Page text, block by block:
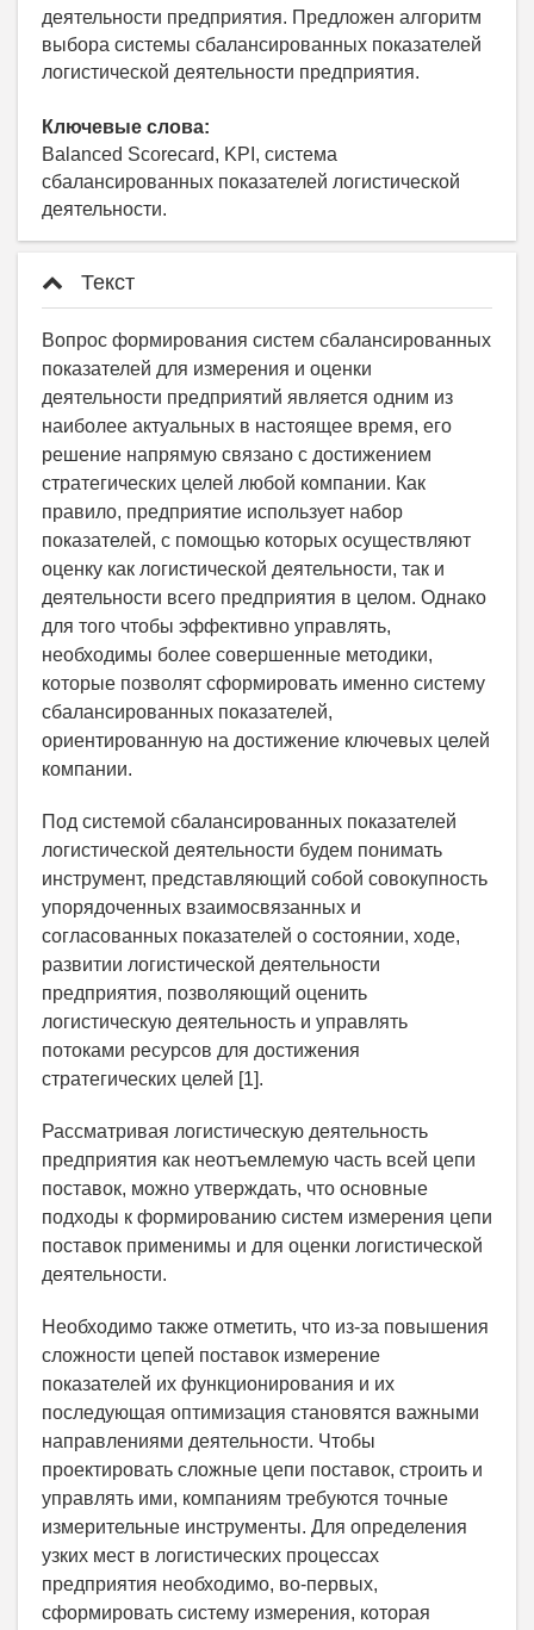
деятельности предприятия. Предложен алгоритм
выбора системы сбалансированных показателей
логистической деятельности предприятия.
Ключевые слова:
Balanced Scorecard, KPI, система
сбалансированных показателей логистической
деятельности.
Текст
Вопрос формирования систем сбалансированных
показателей для измерения и оценки
деятельности предприятий является одним из
наиболее актуальных в настоящее время, его
решение напрямую связано с достижением
стратегических целей любой компании. Как
правило, предприятие использует набор
показателей, с помощью которых осуществляют
оценку как логистической деятельности, так и
деятельности всего предприятия в целом. Однако
для того чтобы эффективно управлять,
необходимы более совершенные методики,
которые позволят сформировать именно систему
сбалансированных показателей,
ориентированную на достижение ключевых целей
компании.
Под системой сбалансированных показателей
логистической деятельности будем понимать
инструмент, представляющий собой совокупность
упорядоченных взаимосвязанных и
согласованных показателей о состоянии, ходе,
развитии логистической деятельности
предприятия, позволяющий оценить
логистическую деятельность и управлять
потоками ресурсов для достижения
стратегических целей [1].
Рассматривая логистическую деятельность
предприятия как неотъемлемую часть всей цепи
поставок, можно утверждать, что основные
подходы к формированию систем измерения цепи
поставок применимы и для оценки логистической
деятельности.
Необходимо также отметить, что из-за повышения
сложности цепей поставок измерение
показателей их функционирования и их
последующая оптимизация становятся важными
направлениями деятельности. Чтобы
проектировать сложные цепи поставок, строить и
управлять ими, компаниям требуются точные
измерительные инструменты. Для определения
узких мест в логистических процессах
предприятия необходимо, во-первых,
сформировать систему измерения, которая